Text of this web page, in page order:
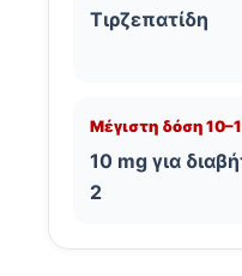
Τιρζεπατίδη
Μέγιστη δόση
10 mg για
2